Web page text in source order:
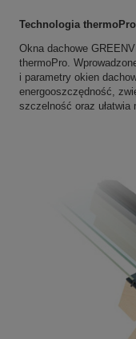
Technologia thermoPro
Okna dachowe
thermoPro.
i parametry okien
energooszczędność,
szczelność oraz ułatwia